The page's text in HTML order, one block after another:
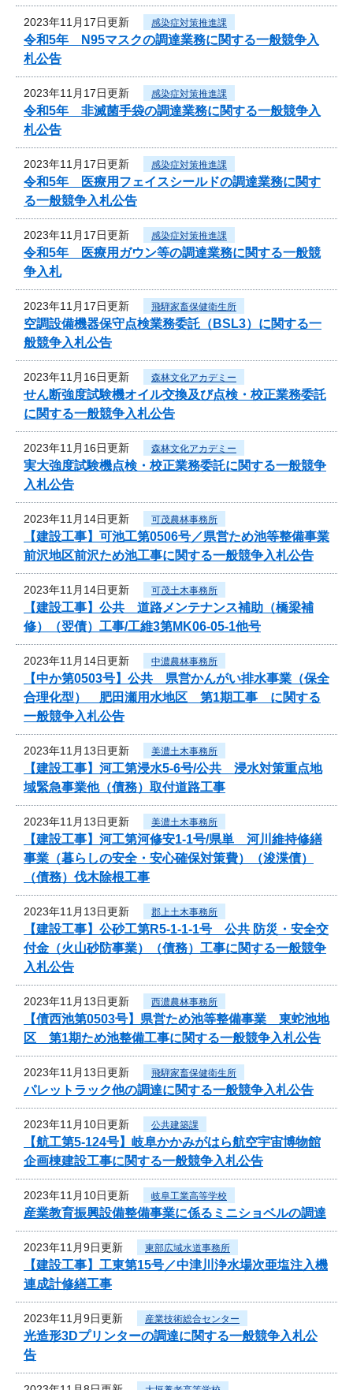
2023年11月17日更新 感染症対策推進課
令和5年 N95マスクの調達業務に関する一般競争入
札公告
2023年11月17日更新 感染症対策推進課
令和5年 非滅菌手袋の調達業務に関する一般競争入
札公告
2023年11月17日更新 感染症対策推進課
令和5年 医療用フェイスシールドの調達業務に関す
る一般競争入札公告
2023年11月17日更新 感染症対策推進課
令和5年 医療用ガウン等の調達業務に関する一般競
争入札
2023年11月17日更新 飛騨家畜保健衛生所
空調設備機器保守点検業務委託（BSL3）に関する一
般競争入札公告
2023年11月16日更新 森林文化アカデミー
せん断強度試験機オイル交換及び点検・校正業務委託
に関する一般競争入札公告
2023年11月16日更新 森林文化アカデミー
実大強度試験機点検・校正業務委託に関する一般競争
入札公告
2023年11月14日更新 可茂農林事務所
【建設工事】可池工第0506号／県営ため池等整備事業
前沢地区前沢ため池工事に関する一般競争入札公告
2023年11月14日更新 可茂土木事務所
【建設工事】公共 道路メンテナンス補助（橋梁補
修）（翌債）工事/工維3第MK06-05-1他号
2023年11月14日更新 中濃農林事務所
【中か第0503号】公共 県営かんがい排水事業（保全
合理化型） 肥田瀬用水地区 第1期工事 に関する
一般競争入札公告
2023年11月13日更新 美濃土木事務所
【建設工事】河工第浸水5-6号/公共 浸水対策重点地
域緊急事業他（債務）取付道路工事
2023年11月13日更新 美濃土木事務所
【建設工事】河工第河修安1-1号/県単 河川維持修繕
事業（暮らしの安全・安心確保対策費）（浚渫債）
（債務）伐木除根工事
2023年11月13日更新 郡上土木事務所
【建設工事】公砂工第R5-1-1-1号 公共 防災・安全交
付金（火山砂防事業）（債務）工事に関する一般競争
入札公告
2023年11月13日更新 西濃農林事務所
【債西池第0503号】県営ため池等整備事業 東蛇池地
区 第1期ため池整備工事に関する一般競争入札公告
2023年11月13日更新 飛騨家畜保健衛生所
パレットラック他の調達に関する一般競争入札公告
2023年11月10日更新 公共建築課
【航工第5-124号】岐阜かかみがはら航空宇宙博物館
企画棟建設工事に関する一般競争入札公告
2023年11月10日更新 岐阜工業高等学校
産業教育振興設備整備事業に係るミニショベルの調達
2023年11月9日更新 東部広域水道事務所
【建設工事】工東第15号／中津川浄水場次亜塩注入機
連成計修繕工事
2023年11月9日更新 産業技術総合センター
光造形3Dプリンターの調達に関する一般競争入札公
告